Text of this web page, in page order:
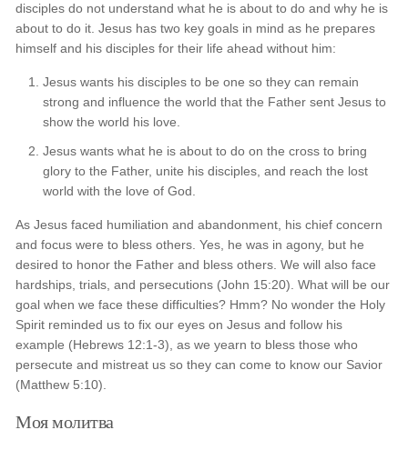
disciples do not understand what he is about to do and why he is
about to do it. Jesus has two key goals in mind as he prepares
himself and his disciples for their life ahead without him:
Jesus wants his disciples to be one so they can remain
strong and influence the world that the Father sent Jesus to
show the world his love.
Jesus wants what he is about to do on the cross to bring
glory to the Father, unite his disciples, and reach the lost
world with the love of God.
As Jesus faced humiliation and abandonment, his chief concern
and focus were to bless others. Yes, he was in agony, but he
desired to honor the Father and bless others. We will also face
hardships, trials, and persecutions (John 15:20). What will be our
goal when we face these difficulties? Hmm? No wonder the Holy
Spirit reminded us to fix our eyes on Jesus and follow his
example (Hebrews 12:1-3), as we yearn to bless those who
persecute and mistreat us so they can come to know our Savior
(Matthew 5:10).
Моя молитва